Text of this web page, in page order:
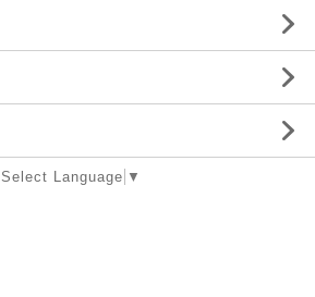
Select Language ▼